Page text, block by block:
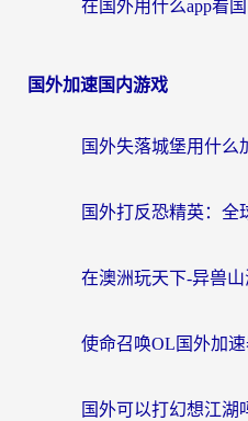
国外加速国内游戏